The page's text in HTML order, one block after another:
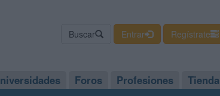
Buscar Entrar Regístrate
Foros Profesiones Tienda